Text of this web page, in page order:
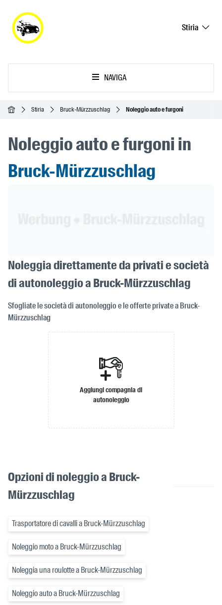
Stiria
NAVIGA
Home Stiria Bruck-Mürzzuschlag Noleggio auto e furgoni
Noleggio auto e furgoni in
Bruck-Mürzzuschlag
Noleggia direttamente da privati e società
di autonoleggio a Bruck-Mürzzuschlag
Sfogliate le società di autonoleggio e le offerte private a Bruck-
Mürzzuschlag
Aggiungi compagnia di
autonoleggio
Opzioni di noleggio a Bruck-
Mürzzuschlag
Trasportatore di cavalli a Bruck-Mürzzuschlag
Noleggio moto a Bruck-Mürzzuschlag
Noleggia una roulotte a Bruck-Mürzzuschlag
Noleggio auto a Bruck-Mürzzuschlag